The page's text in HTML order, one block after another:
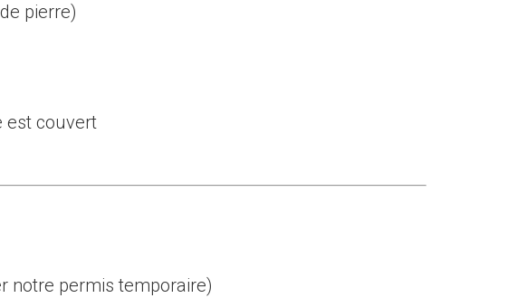
pierre)
est couvert
notre permis temporaire)